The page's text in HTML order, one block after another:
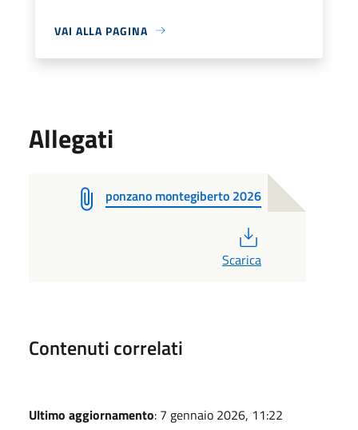
VAI ALLA PAGINA
Allegati
ponzano montegiberto 2026
Scarica
Contenuti correlati
Ultimo aggiornamento: 7 gennaio 2026, 11:22